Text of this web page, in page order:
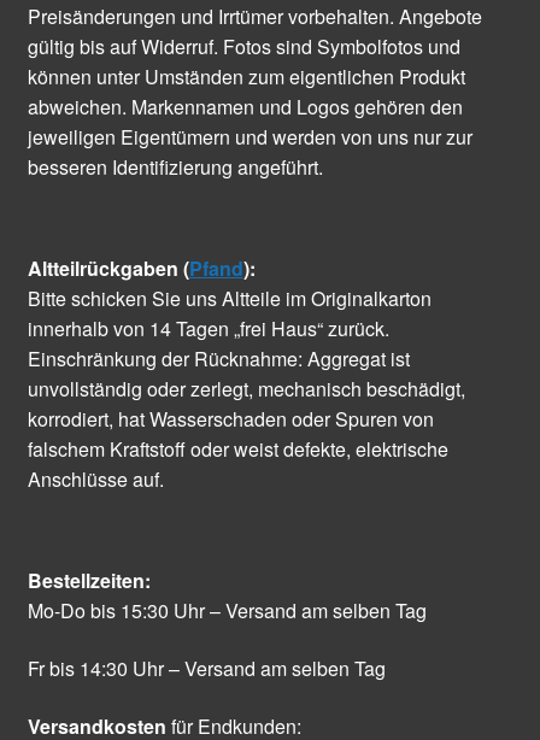
Preisänderungen und Irrtümer vorbehalten. Angebote
gültig bis auf Widerruf. Fotos sind Symbolfotos und
können unter Umständen zum eigentlichen Produkt
abweichen. Markennamen und Logos gehören den
jeweiligen Eigentümern und werden von uns nur zur
besseren Identifizierung angeführt.
Altteilrückgaben (Pfand):
Bitte schicken Sie uns Altteile im Originalkarton
innerhalb von 14 Tagen „frei Haus“ zurück.
Einschränkung der Rücknahme: Aggregat ist
unvollständig oder zerlegt, mechanisch beschädigt,
korrodiert, hat Wasserschaden oder Spuren von
falschem Kraftstoff oder weist defekte, elektrische
Anschlüsse auf.
Bestellzeiten:
Mo-Do bis 15:30 Uhr – Versand am selben Tag
Fr bis 14:30 Uhr – Versand am selben Tag
Versandkosten für Endkunden: